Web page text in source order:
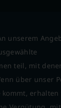
unserem
teil, mit
über unser
erhalten